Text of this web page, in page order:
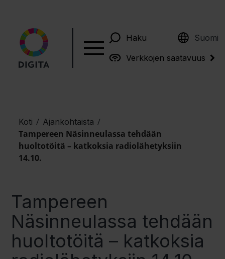
Haku Suomi
English
Verkkojen saatavuus
Koti / Ajankohtaista /
Tampereen Näsinneulassa tehdään
huoltotöitä – katkoksia radiolähetyksiin
14.10.
Tampereen
Näsinneulassa tehdään
huoltotöitä – katkoksia